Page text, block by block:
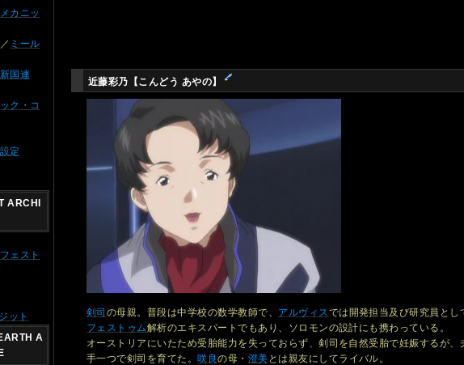
近藤彩乃【こんどう あやの】
剣司 の母親。普段は中学校の数学教師で、 アルヴィス では開発担当及び研究員とし
フェストゥム解析のエキスパートでもあり、ソロモンの設計にも携わっている。
オーストリアにいたため受胎能力を失っておらず、剣司を自然受胎で妊娠するが、
手一つで剣司を育てた。咲良の母・ 澄美 とは親友にしてライバル。
メカニッ
／ ミール
新国連
ク・コ
定
ARCHI
フェスト
ット
A